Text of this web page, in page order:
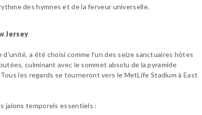
des hymnes et de la ferveur universelle.
Jersey
a été choisi comme l'un des seize sanctuaires hôtes
culminant avec le sommet absolu de la pyramide
les regards se tourneront vers le MetLife Stadium à East
jalons temporels essentiels :